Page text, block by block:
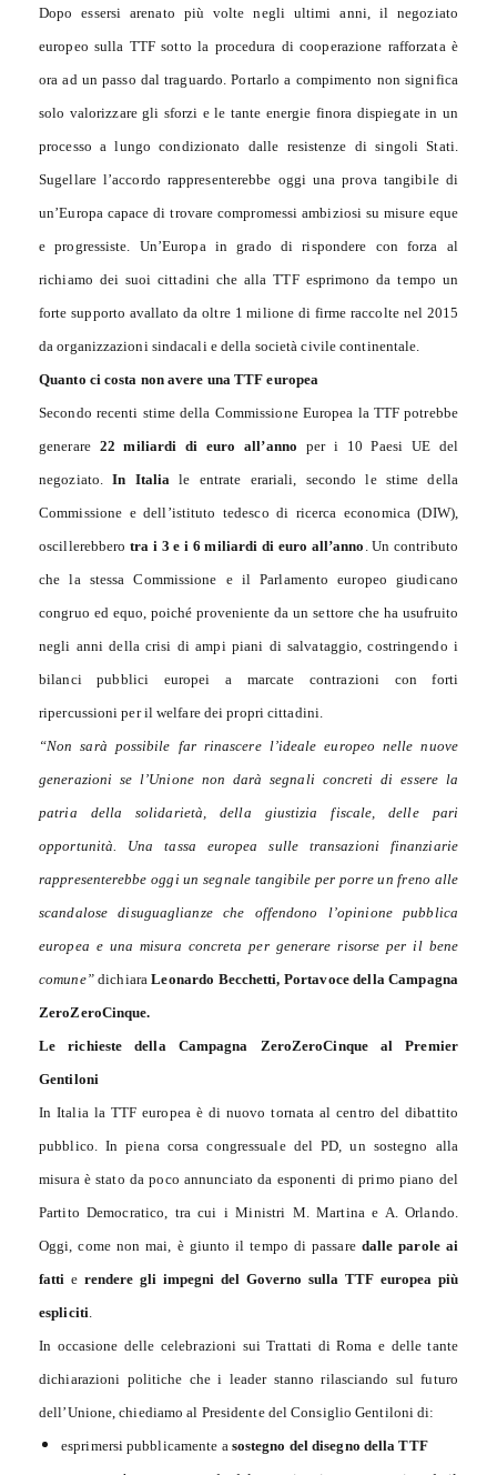
Dopo essersi arenato più volte negli ultimi anni, il negoziato
europeo sulla TTF sotto la procedura di cooperazione rafforzata è
ora ad un passo dal traguardo. Portarlo a compimento non significa
solo valorizzare gli sforzi e le tante energie finora dispiegate in un
processo a lungo condizionato dalle resistenze di singoli Stati.
Sugellare l’accordo rappresenterebbe oggi una prova tangibile di
un’Europa capace di trovare compromessi ambiziosi su misure eque
e progressiste. Un’Europa in grado di rispondere con forza al
richiamo dei suoi cittadini che alla TTF esprimono da tempo un
forte supporto avallato da oltre 1 milione di firme raccolte nel 2015
da organizzazioni sindacali e della società civile continentale.
Quanto ci costa non avere una TTF europea
Secondo recenti stime della Commissione Europea la TTF potrebbe
generare 22 miliardi di euro all’anno per i 10 Paesi UE del
negoziato.In Italia le entrate erariali, secondo le stime della
Commissione e dell’istituto tedesco di ricerca economica (DIW),
oscillerebberotra i 3 e i 6 miliardi di euro all’anno . Un contributo
che la stessa Commissione e il Parlamento europeo giudicano
congruo ed equo, poiché proveniente da un settore che ha usufruito
negli anni della crisi di ampi piani di salvataggio, costringendo i
bilanci pubblici europei a marcate contrazioni con forti
ripercussioni per il welfare dei propri cittadini.
“Non sarà possibile far rinascere l’ideale europeo nelle nuove
generazioni se l’Unione non darà segnali concreti di essere la
patria della solidarietà, della giustizia fiscale, delle pari
opportunità. Una tassa europea sulle transazioni finanziarie
rappresenterebbe oggi un segnale tangibile per porre un freno alle
scandalose disuguaglianze che offendono l’opinione pubblica
europea e una misura concreta per generare risorse per il bene
comune”dichiara Leonardo Becchetti, Portavoce della Campagna
ZeroZeroCinque.
Le richieste della Campagna ZeroZeroCinque al Premier
Gentiloni
In Italia la TTF europea è di nuovo tornata al centro del dibattito
pubblico. In piena corsa congressuale del PD, un sostegno alla
misura è stato da poco annunciato da esponenti di primo piano del
Partito Democratico, tra cui i Ministri M. Martina e A. Orlando.
Oggi, come non mai, è giunto il tempo di passare dalle parole ai
fatti e rendere gli impegni del Governo sulla TTF europea più
espliciti
In occasione delle celebrazioni sui Trattati di Roma e delle tante
dichiarazioni politiche che i leader stanno rilasciando sul futuro
dell’Unione, chiediamo al Presidente del Consiglio Gentiloni di:
esprimersi pubblicamente a sostegno del disegno della TTF